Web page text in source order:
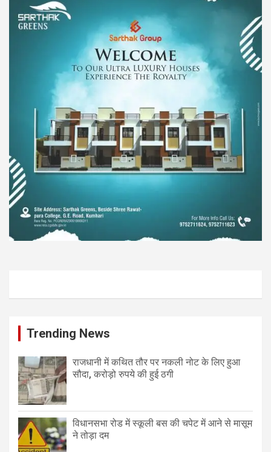
Trending News
राजधानी में कथित तौर पर नकली नोट के लिए हुआ
सौदा, करोड़ो रुपये की हुई ठगी
विधानसभा रोड में स्कूली बस की चपेट में आने से मासूम
ने तोड़ा दम